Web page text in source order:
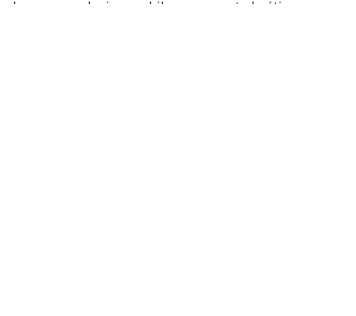
leyes y regulaciones chilenas, respeta la ética